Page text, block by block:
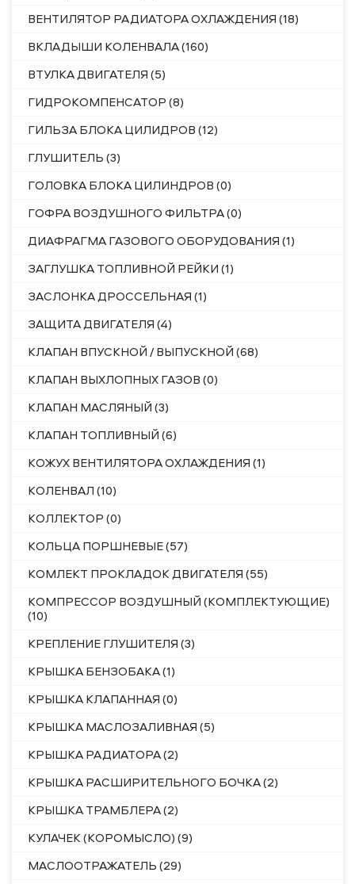
ВЕНТИЛЯТОР РАДИАТОРА ОХЛАЖДЕНИЯ (18)
ВКЛАДЫШИ КОЛЕНВАЛА (160)
ВТУЛКА ДВИГАТЕЛЯ (5)
ГИДРОКОМПЕНСАТОР (8)
ГИЛЬЗА БЛОКА ЦИЛИДРОВ (12)
ГЛУШИТЕЛЬ (3)
ГОЛОВКА БЛОКА ЦИЛИНДРОВ (0)
ГОФРА ВОЗДУШНОГО ФИЛЬТРА (0)
ДИАФРАГМА ГАЗОВОГО ОБОРУДОВАНИЯ (1)
ЗАГЛУШКА ТОПЛИВНОЙ РЕЙКИ (1)
ЗАСЛОНКА ДРОССЕЛЬНАЯ (1)
ЗАЩИТА ДВИГАТЕЛЯ (4)
КЛАПАН ВПУСКНОЙ / ВЫПУСКНОЙ (68)
КЛАПАН ВЫХЛОПНЫХ ГАЗОВ (0)
КЛАПАН МАСЛЯНЫЙ (3)
КЛАПАН ТОПЛИВНЫЙ (6)
КОЖУХ ВЕНТИЛЯТОРА ОХЛАЖДЕНИЯ (1)
КОЛЕНВАЛ (10)
КОЛЛЕКТОР (0)
КОЛЬЦА ПОРШНЕВЫЕ (57)
КОМЛЕКТ ПРОКЛАДОК ДВИГАТЕЛЯ (55)
КОМПРЕССОР ВОЗДУШНЫЙ (КОМПЛЕКТУЮЩИЕ)
(10)
КРЕПЛЕНИЕ ГЛУШИТЕЛЯ (3)
КРЫШКА БЕНЗОБАКА (1)
КРЫШКА КЛАПАННАЯ (0)
КРЫШКА МАСЛОЗАЛИВНАЯ (5)
КРЫШКА РАДИАТОРА (2)
КРЫШКА РАСШИРИТЕЛЬНОГО БОЧКА (2)
КРЫШКА ТРАМБЛЕРА (2)
КУЛАЧЕК (КОРОМЫСЛО) (9)
МАСЛООТРАЖАТЕЛЬ (29)